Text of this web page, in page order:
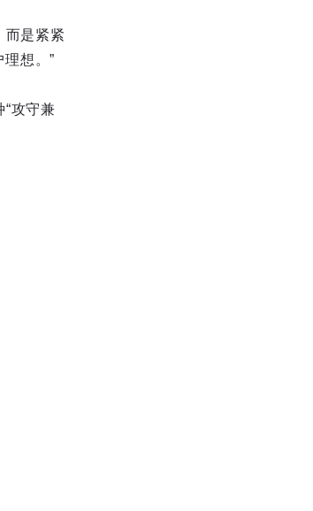
而是紧紧
想。”
攻守兼